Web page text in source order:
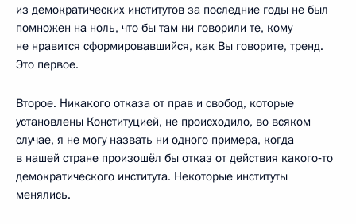
из демократических институтов за последние годы не был
помножен на ноль, что бы там ни говорили те, кому
не нравится сформировавшийся, как Вы говорите, тренд.
Это первое.
Второе. Никакого отказа от прав и свобод, которые
установлены Конституцией, не происходило, во всяком
случае, я не могу назвать ни одного примера, когда
в нашей стране произошёл бы отказ от действия какого‑то
демократического института. Некоторые институты
менялись.